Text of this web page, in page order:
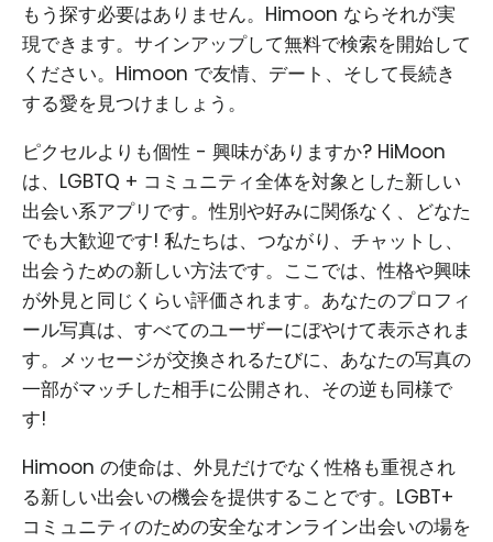
もう探す必要はありません。Himoon ならそれが実
現できます。サインアップして無料で検索を開始して
ください。Himoon で友情、デート、そして長続き
する愛を見つけましょう。
ピクセルよりも個性 - 興味がありますか? HiMoon
は、LGBTQ + コミュニティ全体を対象とした新しい
出会い系アプリです。性別や好みに関係なく、どなた
でも大歓迎です! 私たちは、つながり、チャットし、
出会うための新しい方法です。ここでは、性格や興味
が外見と同じくらい評価されます。あなたのプロフィ
ール写真は、すべてのユーザーにぼやけて表示されま
す。メッセージが交換されるたびに、あなたの写真の
一部がマッチした相手に公開され、その逆も同様で
す!
Himoon の使命は、外見だけでなく性格も重視され
る新しい出会いの機会を提供することです。LGBT+
コミュニティのための安全なオンライン出会いの場を